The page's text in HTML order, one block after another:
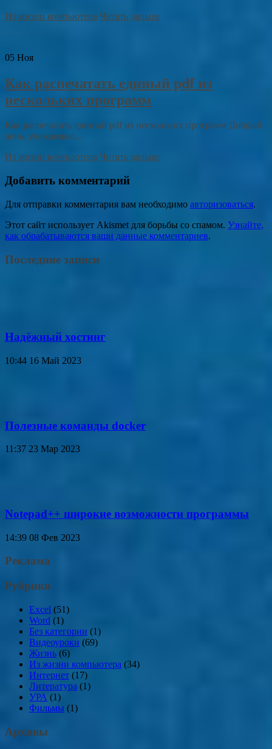
Из жизни компьютера Читать дальше
05 Ноя
Как распечатать единый pdf из
нескольких программ
Как распечатать единый pdf из нескольких программ Добрый
день, уважаемые...
Из жизни компьютера Читать дальше
Добавить комментарий
Для отправки комментария вам необходимо авторизоваться.
Этот сайт использует Akismet для борьбы со спамом. Узнайте,
как обрабатываются ваши данные комментариев.
Последние записи
Надёжный хостинг
10:44 16 Май 2023
Полезные команды docker
11:37 23 Мар 2023
Notepad++ широкие возможности программы
14:39 08 Фев 2023
Реклама
Рубрики
Excel (51)
Word (1)
Без категории (1)
Видеоуроки (69)
Жизнь (6)
Из жизни компьютера (34)
Интернет (17)
Литература (1)
УРА (1)
Фильмы (1)
Архивы